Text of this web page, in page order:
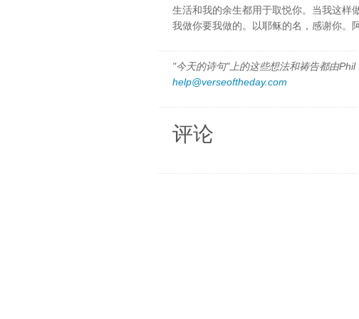
生活和我的余生都用于取悦你。当我这样
我做你要我做的。以耶稣的名，感谢你。阿
"今天的诗句"上的这些想法和祷告都由
help@verseoftheday.com
评论